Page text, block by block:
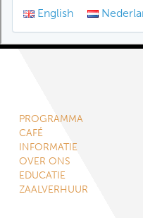
PROGRAMMA
CAFÉ
INFORMATIE
OVER ONS
EDUCATIE
ZAALVERHUUR